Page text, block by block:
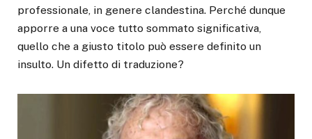
professionale, in genere clandestina. Perché dunque
apporre a una voce tutto sommato significativa,
quello che a giusto titolo può essere definito un
insulto. Un difetto di traduzione?